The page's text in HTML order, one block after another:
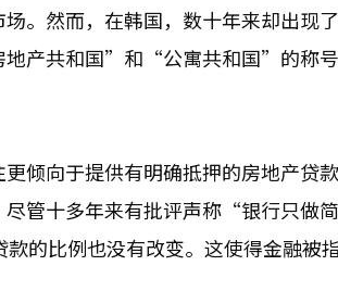
。然而，在韩国，数十年来却出现
地产共和国”和“公寓共和国”的称
倾向于提供有明确抵押的房地产贷款
管十多年来有批评声称“银行只做
的比例也没有改变。这使得金融被